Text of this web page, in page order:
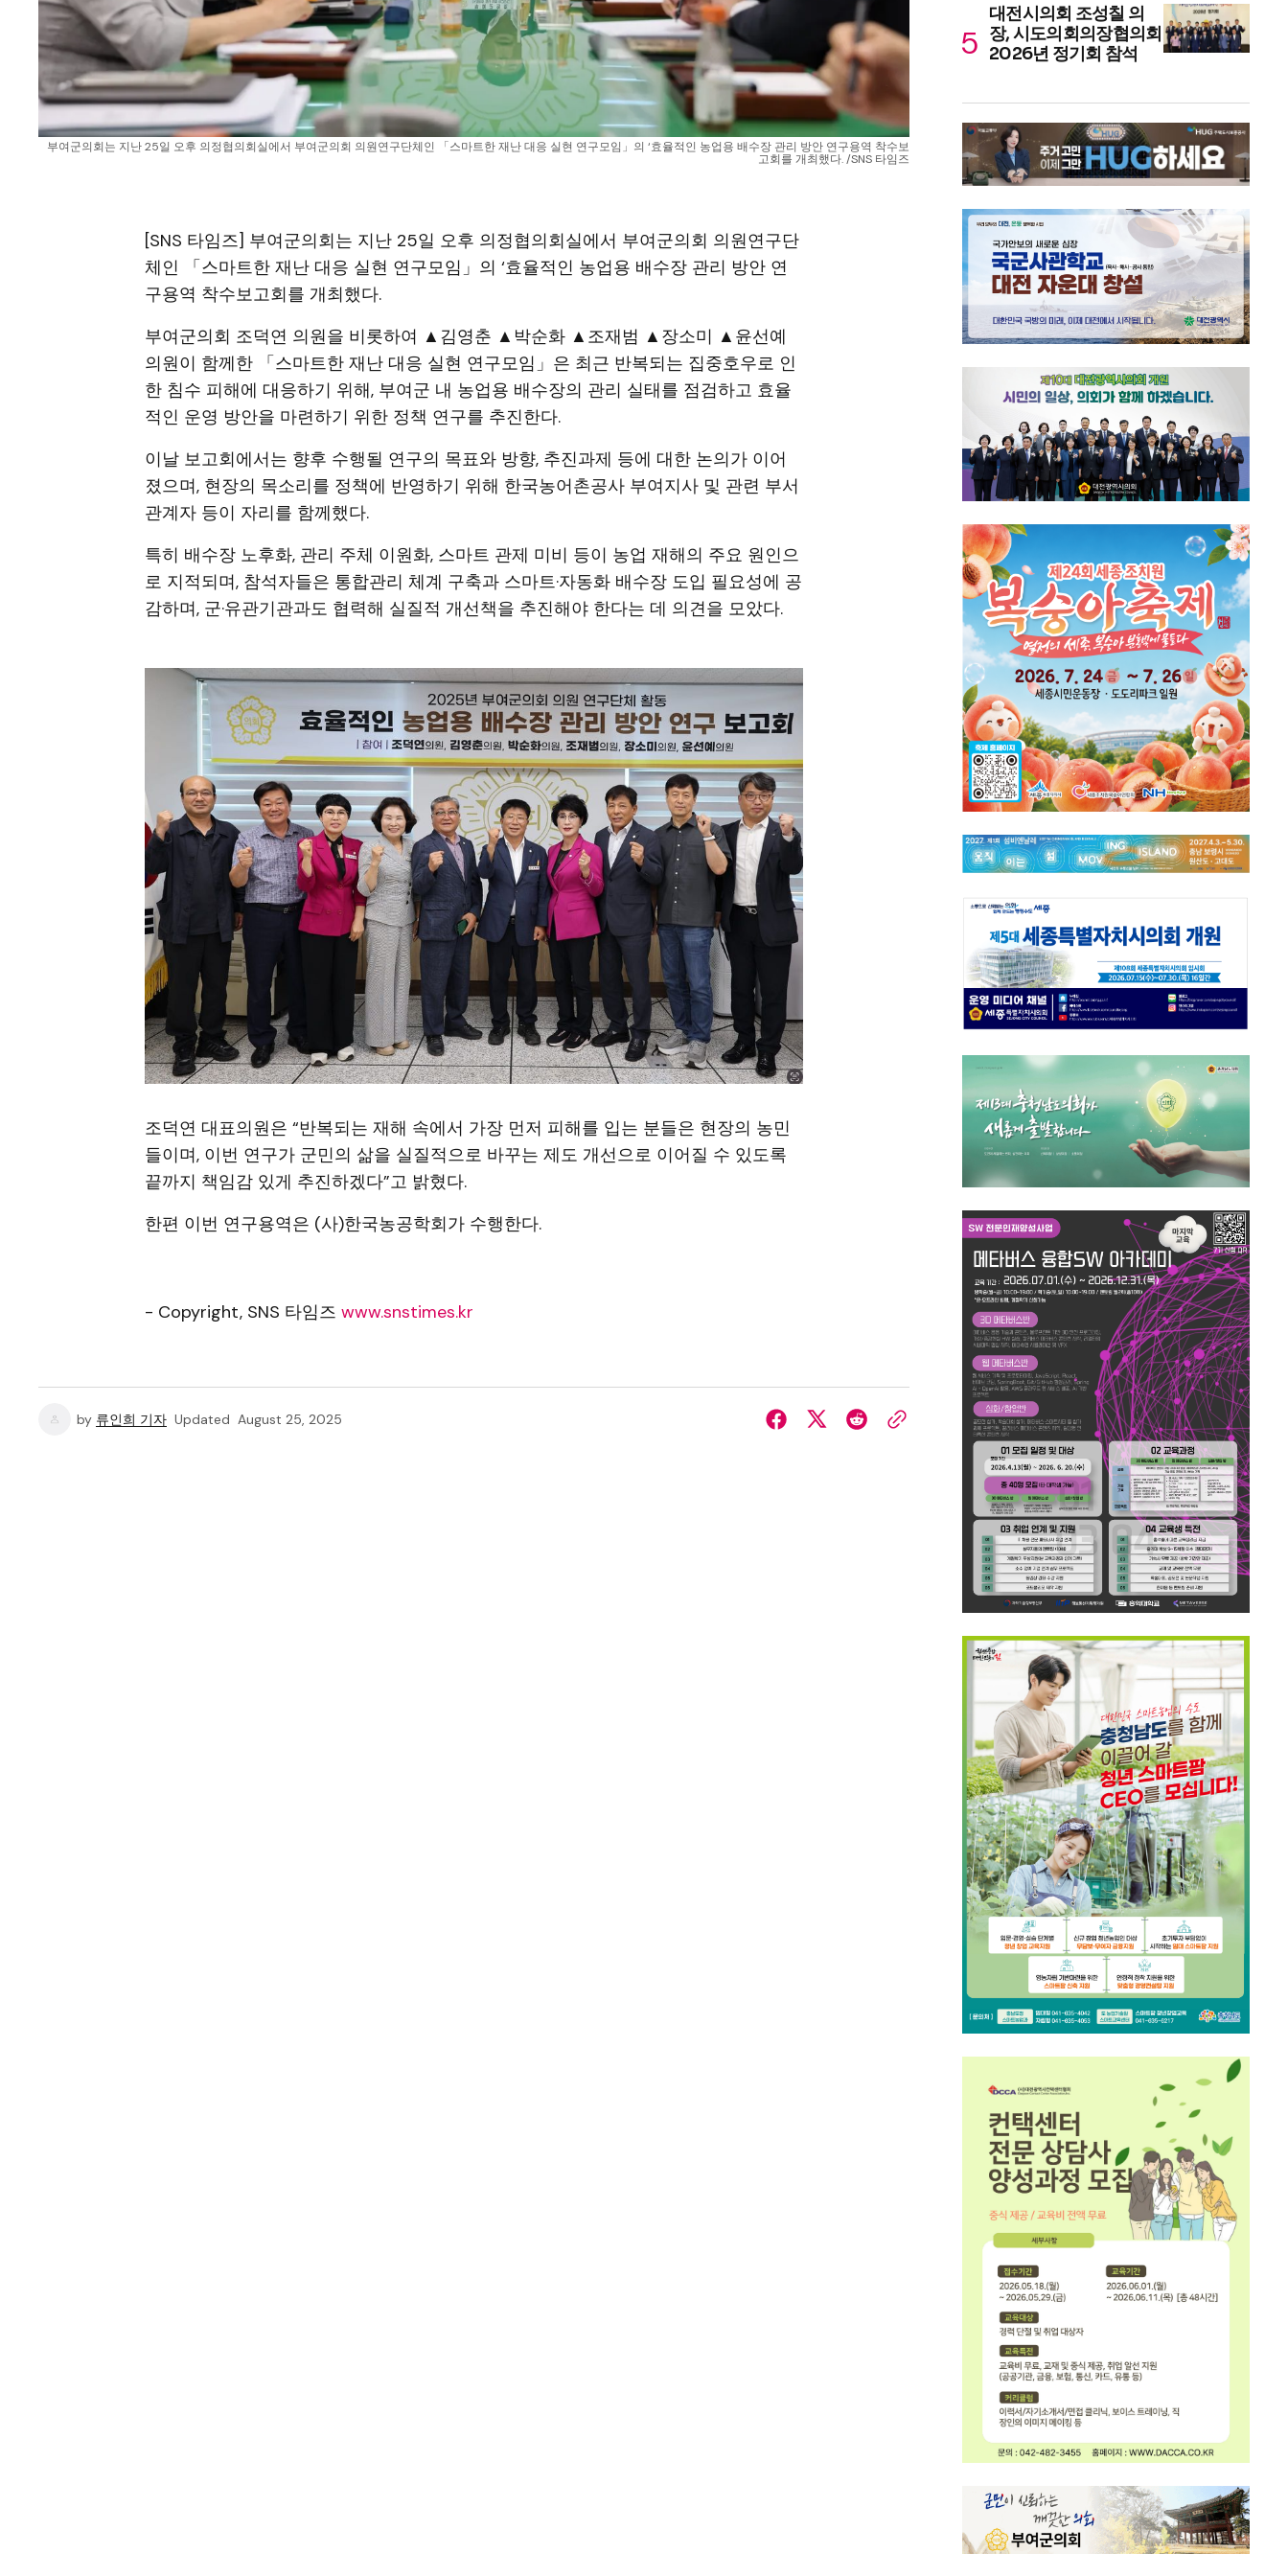
부여군의회는 지난 25일 오후 의정협의회실에서 부여군의회 의원연구단체인 「스마트한 재난 대응 실현 연구모임」의 ‘효율적인 농업용 배수장 관리 방안 연구용역 착수보
고회를 개최했다. /SNS 타임즈
[SNS 타임즈] 부여군의회는 지난 25일 오후 의정협의회실에서 부여군의회 의원연구단
체인 「스마트한 재난 대응 실현 연구모임」의 ‘효율적인 농업용 배수장 관리 방안 연
구용역 착수보고회를 개최했다.
부여군의회 조덕연 의원을 비롯하여 ▲김영춘 ▲박순화 ▲조재범 ▲장소미 ▲윤선예
의원이 함께한 「스마트한 재난 대응 실현 연구모임」은 최근 반복되는 집중호우로 인
한 침수 피해에 대응하기 위해, 부여군 내 농업용 배수장의 관리 실태를 점검하고 효율
적인 운영 방안을 마련하기 위한 정책 연구를 추진한다.
이날 보고회에서는 향후 수행될 연구의 목표와 방향, 추진과제 등에 대한 논의가 이어
졌으며, 현장의 목소리를 정책에 반영하기 위해 한국농어촌공사 부여지사 및 관련 부서
관계자 등이 자리를 함께했다.
특히 배수장 노후화, 관리 주체 이원화, 스마트 관제 미비 등이 농업 재해의 주요 원인으
로 지적되며, 참석자들은 통합관리 체계 구축과 스마트·자동화 배수장 도입 필요성에 공
감하며, 군·유관기관과도 협력해 실질적 개선책을 추진해야 한다는 데 의견을 모았다.
조덕연 대표의원은 “반복되는 재해 속에서 가장 먼저 피해를 입는 분들은 현장의 농민
들이며, 이번 연구가 군민의 삶을 실질적으로 바꾸는 제도 개선으로 이어질 수 있도록
끝까지 책임감 있게 추진하겠다”고 밝혔다.
한편 이번 연구용역은 (사)한국농공학회가 수행한다.
- Copyright, SNS 타임즈 www.snstimes.kr
by 류인희 기자 Updated August 25, 2025
대전시의회 조성칠 의
장, 시도의회의장협의회
2026년 정기회 참석